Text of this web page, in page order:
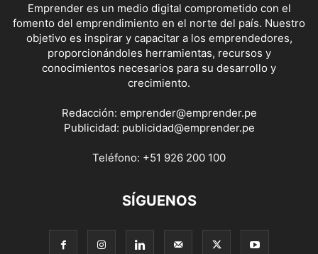
Emprender es un medio digital comprometido con el
fomento del emprendimiento en el norte del país. Nuestro
objetivo es inspirar y capacitar a los emprendedores,
proporcionándoles herramientas, recursos y
conocimientos necesarios para su desarrollo y
crecimiento.
Redacción: emprender@emprender.pe
Publicidad: publicidad@emprender.pe
Teléfono: +51 926 200 100
SÍGUENOS